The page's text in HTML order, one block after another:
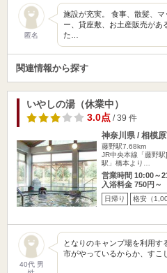
匿名
施設が充実。 食事、散髪、
ー、貸座敷、お土産販売があ
た…
関連情報から探す
いやしの湯（休業中）
3.0点/ 39 件
神奈川県 / 相模
藤野駅7.68km
JR中央本線「藤野
駅」橋本より…
営業時間 10:00～
入浴料金 750円～
日帰り 格安（
40代 男
となりのキャンプ場を利用
市がやっているからか、すこ